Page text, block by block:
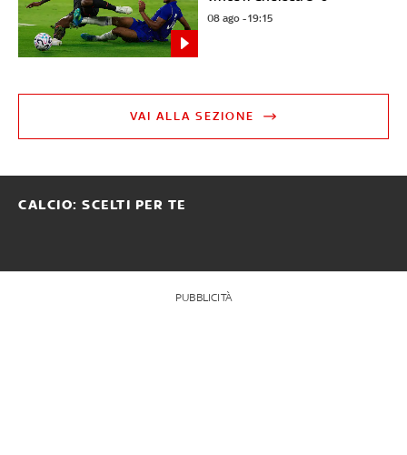
08 ago - 19:15
VAI ALLA SEZIONE
CALCIO: SCELTI PER TE
PUBBLICITÀ